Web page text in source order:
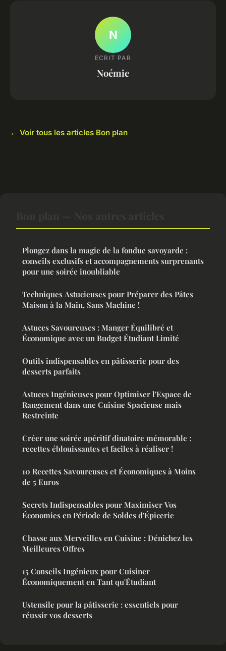
N
ECRIT PAR
Noémie
← Voir tous les articles Bon plan
Plongez dans la magie de la fondue savoyarde :
conseils exclusifs et accompagnements surprenants
pour une soirée inoubliable
Techniques Astucieuses pour Préparer des Pâtes
Maison à la Main, Sans Machine !
Astuces Savoureuses : Manger Équilibré et
Économique avec un Budget Étudiant Limité
Outils indispensables en pâtisserie pour des
desserts parfaits
Astuces Ingénieuses pour Optimiser l'Espace de
Rangement dans une Cuisine Spacieuse mais
Restreinte
Créer une soirée apéritif dinatoire mémorable :
recettes éblouissantes et faciles à réaliser !
10 Recettes Savoureuses et Économiques à Moins
de 5 Euros
Secrets Indispensables pour Maximiser Vos
Économies en Période de Soldes d'Épicerie
Chasse aux Merveilles en Cuisine : Dénichez les
Meilleures Offres
15 Conseils Ingénieux pour Cuisiner
Économiquement en Tant qu'Étudiant
Ustensile pour la pâtisserie : essentiels pour
réussir vos desserts